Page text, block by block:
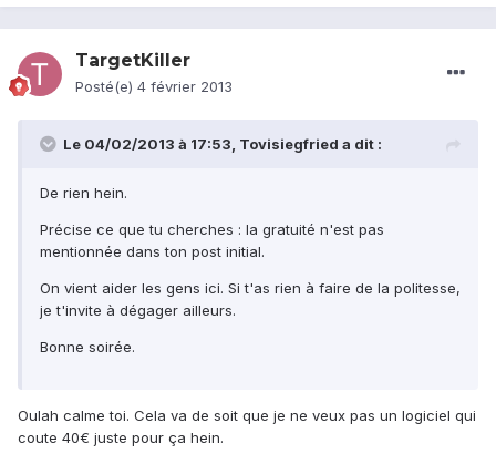
TargetKiller
Posté(e) 4 février 2013
Le 04/02/2013 à 17:53, Tovisiegfried a dit :
De rien hein.
Précise ce que tu cherches : la gratuité n'est pas
mentionnée dans ton post initial.
On vient aider les gens ici. Si t'as rien à faire de la politesse,
je t'invite à dégager ailleurs.
Bonne soirée.
Oulah calme toi. Cela va de soit que je ne veux pas un logiciel qui
coute 40€ juste pour ça hein.